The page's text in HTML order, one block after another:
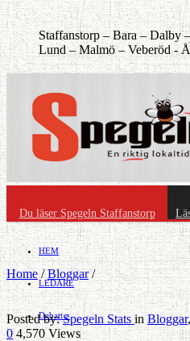
Staffanstorp –Bara –Dalby
Lund –Malmö –Veberöd -
Du läser Spegeln Staffanstorp
HEM
LEDARE
Debatt »
Home/Bloggar/
Posted by:Spegeln StatsinBloggar
0 4,570 Views